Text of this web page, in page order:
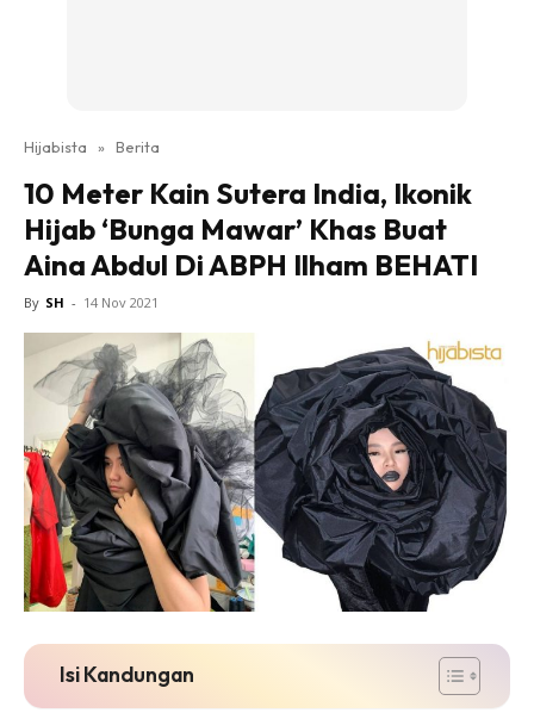
Hijabista » Berita
10 Meter Kain Sutera India, Ikonik
Hijab ‘Bunga Mawar’ Khas Buat
Aina Abdul Di ABPH Ilham BEHATI
By SH - 14 Nov 2021
Isi Kandungan